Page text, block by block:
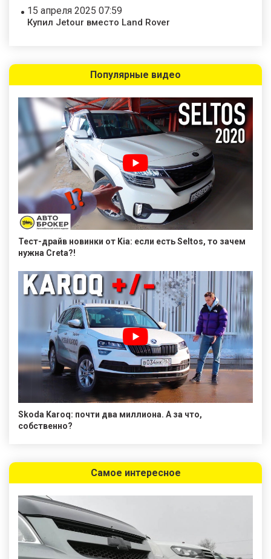
15 апреля 2025 07:59
Купил Jetour вместо Land Rover
Популярные видео
Тест-драйв новинки от Kia: если есть Seltos, то зачем
нужна Creta?!
Skoda Karoq: почти два миллиона. А за что,
собственно?
Самое интересное